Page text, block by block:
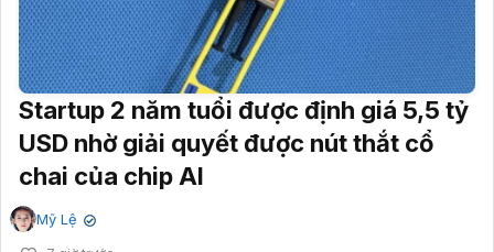
Startup 2 năm tuổi được định giá 5,5 tỷ
USD nhờ giải quyết được nút thắt cổ
chai của chip AI
Mỹ Lệ ✔